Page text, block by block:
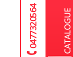
04 77 32 05 64